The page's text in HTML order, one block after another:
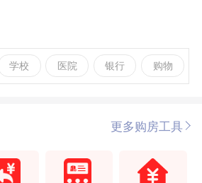
学校 医院 银行 购物
更多购房工具